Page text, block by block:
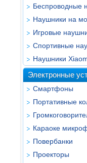
Беспроводные
Наушники на
Игровые
Спортивные
Наушники
Электронные
Смартфоны
Портативные
Караоке
Повербанки
Проекторы